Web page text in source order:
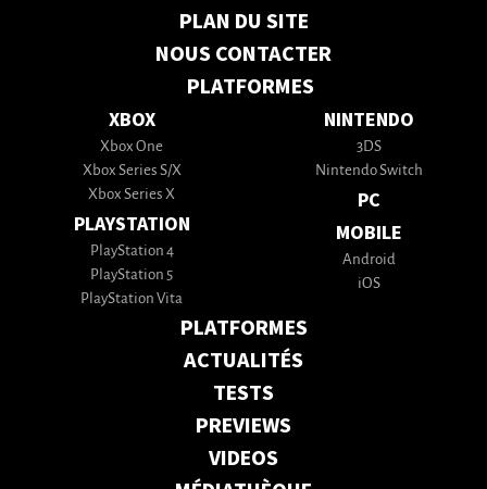
PLAN DU SITE
NOUS CONTACTER
PLATFORMES
XBOX
Xbox One
Xbox Series S/X
Xbox Series X
PLAYSTATION
PlayStation 4
PlayStation 5
PlayStation Vita
NINTENDO
3DS
Nintendo Switch
PC
MOBILE
Android
iOS
PLATFORMES
ACTUALITÉS
TESTS
PREVIEWS
VIDEOS